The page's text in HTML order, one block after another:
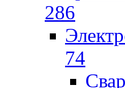
286
74